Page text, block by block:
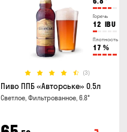
Горечь
12 IBU
Плотность
17 %
(3)
Пиво ППБ «Авторське» 0.5л
Светлое, Фильтрованное, 6.8°